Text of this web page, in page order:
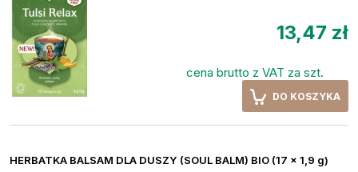
13,47 zł
cena brutto z VAT za szt.
DO KOSZYKA
HERBATKA BALSAM DLA DUSZY (SOUL BALM) BIO (17 x 1,9 g)